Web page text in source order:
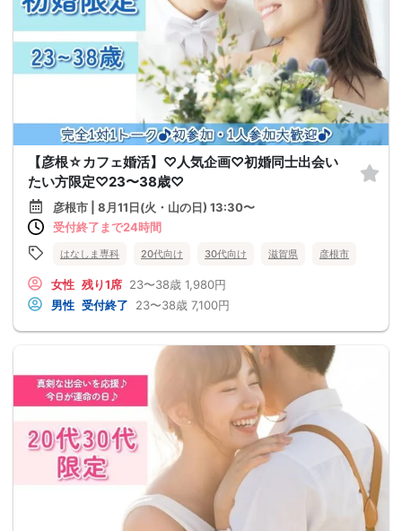
【彦根☆カフェ婚活】♡人気企画♡初婚同士出会い
たい方限定♡23〜38歳♡
彦根市 | 8月11日(火・山の日) 13:30〜
受付終了まで24時間
はなしま専科 20代向け 30代向け 滋賀県 彦根市
女性 残り1席 23〜38歳 1,980円
男性 受付終了 23〜38歳 7,100円